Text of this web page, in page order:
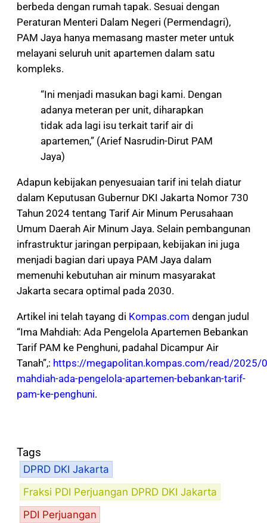
berbeda dengan rumah tapak. Sesuai dengan
Peraturan Menteri Dalam Negeri (Permendagri),
PAM Jaya hanya memasang master meter untuk
melayani seluruh unit apartemen dalam satu
kompleks.
“Ini menjadi masukan bagi kami. Dengan
adanya meteran per unit, diharapkan
tidak ada lagi isu terkait tarif air di
apartemen,” (Arief Nasrudin-Dirut PAM
Jaya)
Adapun kebijakan penyesuaian tarif ini telah diatur
dalam Keputusan Gubernur DKI Jakarta Nomor 730
Tahun 2024 tentang Tarif Air Minum Perusahaan
Umum Daerah Air Minum Jaya. Selain pembangunan
infrastruktur jaringan perpipaan, kebijakan ini juga
menjadi bagian dari upaya PAM Jaya dalam
memenuhi kebutuhan air minum masyarakat
Jakarta secara optimal pada 2030.
Artikel ini telah tayang di Kompas.com dengan judul
“Ima Mahdiah: Ada Pengelola Apartemen Bebankan
Tarif PAM ke Penghuni, padahal Dicampur Air
Tanah”,: https://megapolitan.kompas.com/read/
mahdiah-ada-pengelola-apartemen-bebankan-tarif-
pam-ke-penghuni.
Tags
DPRD DKI Jakarta
Fraksi PDI Perjuangan DPRD DKI Jakarta
PDI Perjuangan